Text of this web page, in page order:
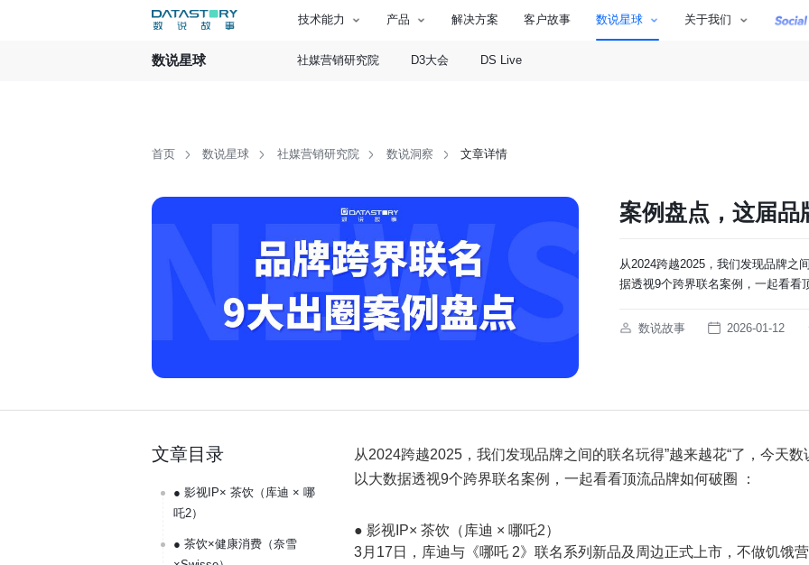
技术能力 产品 解决方案 客户故事 数说星球 关于我们
数说星球 社媒营销研究院 D3大会 DS Live
首页 数说星球 社媒营销研究院 数说洞察 文章详情
案例盘点，这届
从2024跨越2025，我们发现品牌之
据透视9个跨界联名案例，一起看看
数说故事 2026-01-12
文章目录
● 影视IP× 茶饮（库迪 × 哪
吒2）
● 茶饮×健康消费（奈雪
从2024跨越2025，我们发现品牌之间的联名玩得”越来越花“了，今天数
以大数据透视9个跨界联名案例，一起看看顶流品牌如何破圈 ：
● 影视IP× 茶饮（库迪 × 哪吒2）
3月17日，库迪与《哪吒 2》联名系列新品及周边正式上市，不做饥饿